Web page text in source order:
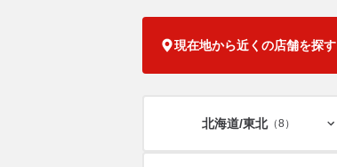
現在地から近くの店舗を探す
北海道/東北（8）